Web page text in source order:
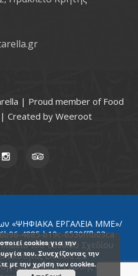
| Proud member of Food
| Created by Weeroot
«ΨΗΦΙΑΚΑ ΕΡΓΑΛΕΙΑ ΜΜΕ»/
4885-b19c-6530fffb03ca
του Εθνικού Σχεδίου
Ελλάδα 2.0
Ευρωπαϊκής Ένωσης -
cookies για την
του. Συνεχίζοντας την
με την χρήση των cookies.